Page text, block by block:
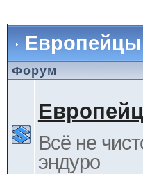
Европейцы
Форум
Всё не
эндуро